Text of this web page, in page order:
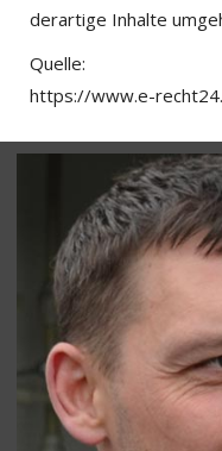
derartige Inhalte
Quelle:
https://www.e-